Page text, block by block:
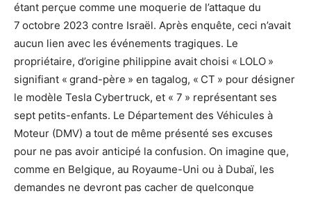
étant perçue comme une moquerie de l’attaque du
7 octobre 2023 contre Israël. Après enquête, ceci n’avait
aucun lien avec les événements tragiques. Le
propriétaire, d’origine philippine avait choisi « LOLO »
signifiant « grand-père » en tagalog, « CT » pour désigner
le modèle Tesla Cybertruck, et « 7 » représentant ses
sept petits-enfants. Le Département des Véhicules à
Moteur (DMV) a tout de même présenté ses excuses
pour ne pas avoir anticipé la confusion. On imagine que,
comme en Belgique, au Royaume-Uni ou à Dubaï, les
demandes ne devront pas cacher de quelconque